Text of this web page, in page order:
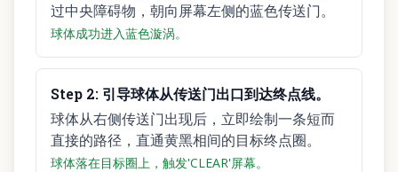
过中央障碍物，朝向屏幕左侧的蓝色传送门。
球体成功进入蓝色漩涡。
Step 2: 引导球体从传送门出口到达终点线。
球体从右侧传送门出现后，立即绘制一条短而
直接的路径，直通黄黑相间的目标终点圈。
球体落在目标圈上，触发'CLEAR'屏幕。